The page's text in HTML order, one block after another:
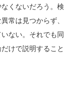
くないだろう。検
常は見つからず、
ない。それでも同
けで説明すること